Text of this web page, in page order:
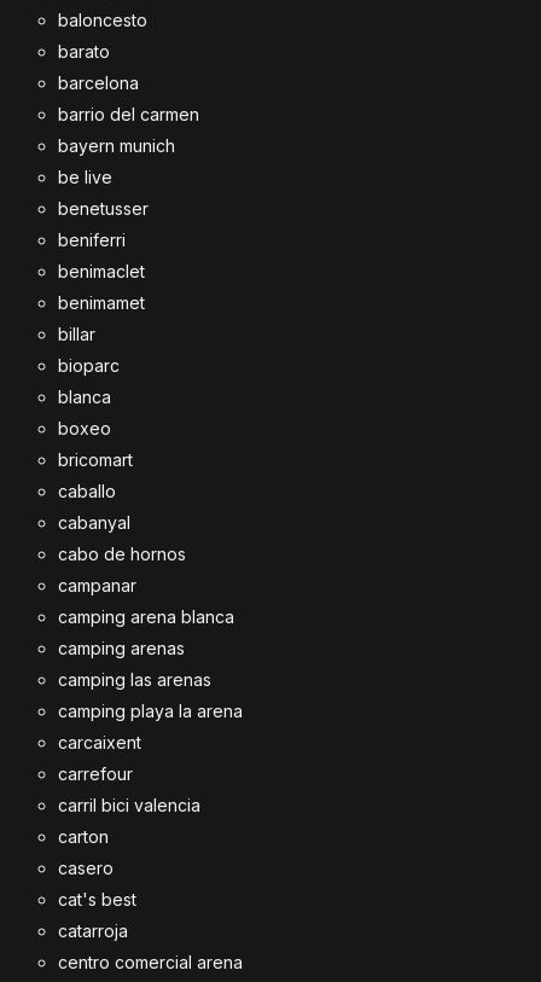
baloncesto
barato
barcelona
barrio del carmen
bayern munich
be live
benetusser
beniferri
benimaclet
benimamet
billar
bioparc
blanca
boxeo
bricomart
caballo
cabanyal
cabo de hornos
campanar
camping arena blanca
camping arenas
camping las arenas
camping playa la arena
carcaixent
carrefour
carril bici valencia
carton
casero
cat's best
catarroja
centro comercial arena